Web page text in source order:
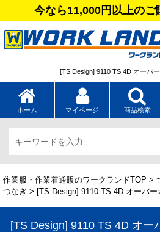
今なら11,000円以上のご
[TS Design] 9110 TS 4D オーバ
ホーム マイページ 商品検索
作業服・作業着通販のワークランドTOP >
つなぎ > [TS Design] 9110 TS 4D オーバー
[TS Design] 9110 TS 4D オー